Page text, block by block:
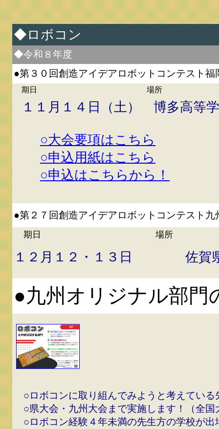
◆ロボコン
◆令和８年度
●第３０回創造アイデアロボットコンテスト福
期日 場所
１１月１４日（土） 博多高等
○大会要項はこちら
○申込用紙はこちら
○申込はこちらから！
●第２７回創造アイデアロボットコンテスト九
期日 場所
１２月１２・１３日 佐賀
●九州オリジナル部門
○ロボコンに取り組んでみようと考えている
○県大会・九州大会まで実施します！（全国
○ロボコン経験４年未満の先生方の学校が出